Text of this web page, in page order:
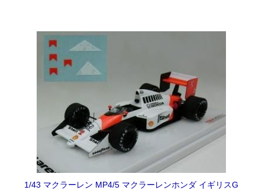
1/43 マクラーレン MP4/5 マクラーレンホンダ イギリスG